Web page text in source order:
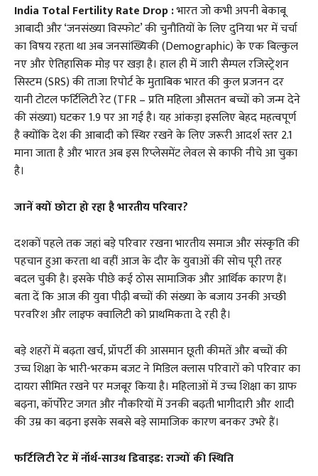
India Total Fertility Rate Drop :भारत जो कभी अपनी बेकाबू
आबादी और ‘जनसंख्या विस्फोट’ की चुनौतियों के लिए दुनिया भर में चर्चा
का विषय रहता था अब जनसांख्यिकी (Demographic) के एक बिल्कुल
नए और ऐतिहासिक मोड़ पर खड़ा है। हाल ही में जारी सैम्पल रजिस्ट्रेशन
सिस्टम (SRS) की ताजा रिपोर्ट के मुताबिक भारत की कुल प्रजनन दर
यानी टोटल फर्टिलिटी रेट (TFR – प्रति महिला औसतन बच्चों को जन्म देने
की संख्या) घटकर 1.9 पर आ गई है। यह आंकड़ा इसलिए बेहद महत्वपूर्ण
है क्योंकि देश की आबादी को स्थिर रखने के लिए जरूरी आदर्श स्तर 2.1
माना जाता है और भारत अब इस रिप्लेसमेंट लेवल से काफी नीचे आ चुका
है।
जानें क्यों छोटा हो रहा है भारतीय परिवार?
दशकों पहले तक जहां बड़े परिवार रखना भारतीय समाज और संस्कृति की
पहचान हुआ करता था वहीं आज के दौर के युवाओं की सोच पूरी तरह
बदल चुकी है। इसके पीछे कई ठोस सामाजिक और आर्थिक कारण हैं।
बता दें कि आज की युवा पीढ़ी बच्चों की संख्या के बजाय उनकी अच्छी
परवरिश और लाइफ क्वालिटी को प्राथमिकता दे रही है।
बड़े शहरों में बढ़ता खर्च, प्रॉपर्टी की आसमान छूती कीमतें और बच्चों की
उच्च शिक्षा के भारी-भरकम बजट ने मिडिल क्लास परिवारों को परिवार का
दायरा सीमित रखने पर मजबूर किया है। महिलाओं में उच्च शिक्षा का ग्राफ
बढ़ना, कॉर्पोरेट जगत और नौकरियों में उनकी बढ़ती भागीदारी और शादी
की उम्र का बढ़ना इसके सबसे बड़े सामाजिक कारण बनकर उभरे हैं।
फर्टिलिटी रेट में नॉर्थ-साउथ डिवाइड: राज्यों की स्थिति